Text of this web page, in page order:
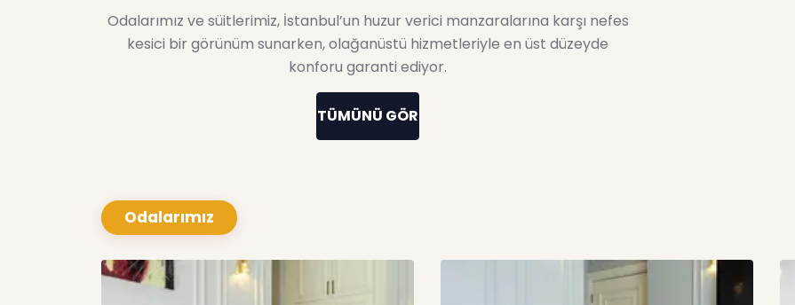
Odalarımız ve süitlerimiz, İstanbul’un huzur verici manzaralarına karşı nefes
kesici bir görünüm sunarken, olağanüstü hizmetleriyle en üst düzeyde
konforu garanti ediyor.
TÜMÜNÜ GÖR
Odalarımız